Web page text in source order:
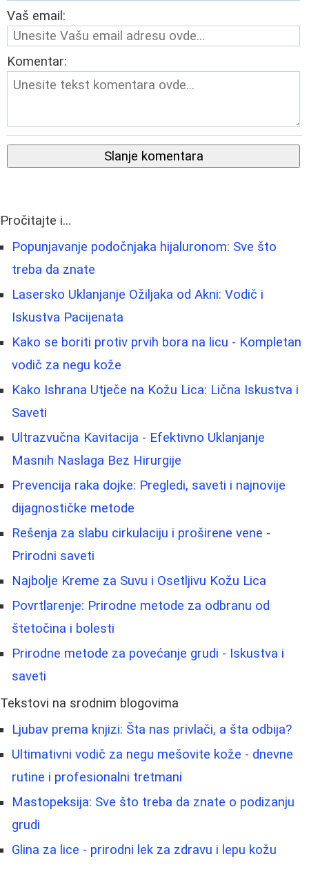
Vaš email:
Komentar:
Slanje komentara
Pročitajte i...
Popunjavanje podočnjaka hijaluronom: Sve što
treba da znate
Lasersko Uklanjanje Ožiljaka od Akni: Vodič i
Iskustva Pacijenata
Kako se boriti protiv prvih bora na licu - Kompletan
vodič za negu kože
Kako Ishrana Utječe na Kožu Lica: Lična Iskustva i
Saveti
Ultrazvučna Kavitacija - Efektivno Uklanjanje
Masnih Naslaga Bez Hirurgije
Prevencija raka dojke: Pregledi, saveti i najnovije
dijagnostičke metode
Rešenja za slabu cirkulaciju i proširene vene -
Prirodni saveti
Najbolje Kreme za Suvu i Osetljivu Kožu Lica
Povrtlarenje: Prirodne metode za odbranu od
štetočina i bolesti
Prirodne metode za povećanje grudi - Iskustva i
saveti
Tekstovi na srodnim blogovima
Ljubav prema knjizi: Šta nas privlači, a šta odbija?
Ultimativni vodič za negu mešovite kože - dnevne
rutine i profesionalni tretmani
Mastopeksija: Sve što treba da znate o podizanju
grudi
Glina za lice - prirodni lek za zdravu i lepu kožu